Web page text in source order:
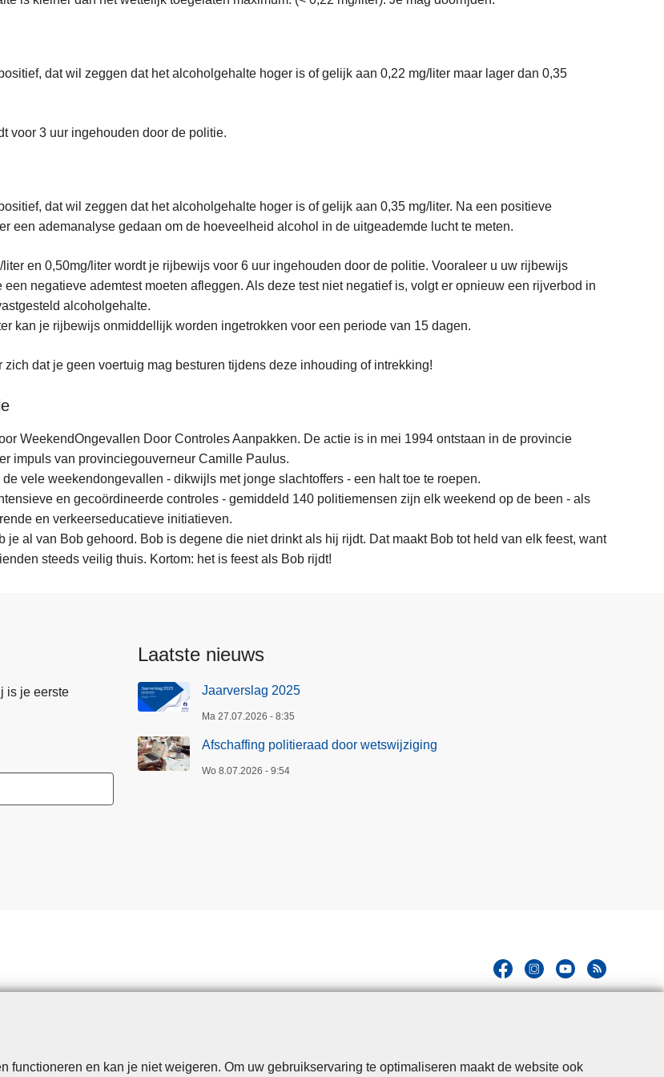
functioneren en kan je niet weigeren. Om uw gebruikservaring te optimaliseren maakt de website ook
dat wil zeggen dat het alcoholgehalte hoger is of gelijk aan 0,22 mg/liter maar lager dan 0,35
voor 3 uur ingehouden door de politie.
dat wil zeggen dat het alcoholgehalte hoger is of gelijk aan 0,35 mg/liter. Na een positieve
een ademanalyse gedaan om de hoeveelheid alcohol in de uitgeademde lucht te meten.
liter en 0,50mg/liter wordt je rijbewijs voor 6 uur ingehouden door de politie. Vooraleer u uw rijbewijs
een negatieve ademtest moeten afleggen. Als deze test niet negatief is, volgt er opnieuw een rijverbod in
alcoholgehalte.
kan je rijbewijs onmiddellijk worden ingetrokken voor een periode van 15 dagen.
zich dat je geen voertuig mag besturen tijdens deze inhouding of intrekking!
WeekendOngevallen Door Controles Aanpakken. De actie is in mei 1994 ontstaan in de provincie
impuls van provinciegouverneur Camille Paulus.
vele weekendongevallen - dikwijls met jonge slachtoffers - een halt toe te roepen.
en gecoördineerde controles - gemiddeld 140 politiemensen zijn elk weekend op de been - als
en verkeerseducatieve initiatieven.
je al van Bob gehoord. Bob is degene die niet drinkt als hij rijdt. Dat maakt Bob tot held van elk feest, want
steeds veilig thuis. Kortom: het is feest als Bob rijdt!
is je eerste
Laatste nieuws
Jaarverslag 2025
Ma 27.07.2026 - 8:35
Afschaffing politieraad door wetswijziging
Wo 8.07.2026 - 9:54
Privacy Cookies Toegankelijkheid